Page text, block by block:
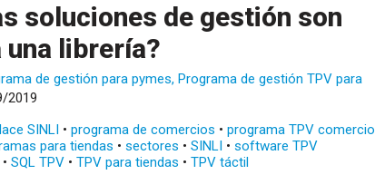
soluciones de gestión son
librería?
de gestión para pymes,Programa de gestión TPV para
2019
SINLI •programa de comercios •programa TPV comercio
para tiendas •sectores •SINLI •software TPV
•SQL TPV •TPV para tiendas •TPV táctil